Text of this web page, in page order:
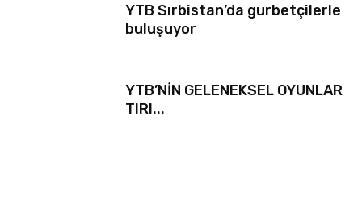
YTB Sırbistan’da gurbetçilerle
buluşuyor
YTB’NİN GELENEKSEL OYUNLAR
TIRI...